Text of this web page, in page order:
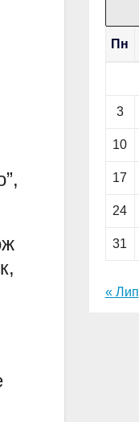
Пн
3
10
17
24
31
« Лип